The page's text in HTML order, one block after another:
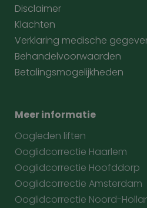
Disclaimer
Klachten
Verklaring medische
Behandelvoorwaarden
Betalingsmogelijkheden
Meer informatie
Oogleden liften
Ooglidcorrectie Haarlem
Ooglidcorrectie Hoofddorp
Ooglidcorrectie Amsterdam
Ooglidcorrectie Noord-